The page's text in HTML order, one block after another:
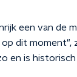
een van de
op dit
en is